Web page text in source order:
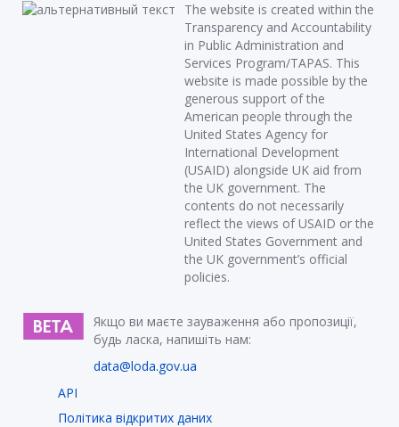
The website is created within the
Transparency and Accountability
in Public Administration and
Services Program/TAPAS. This
website is made possible by the
generous support of the
American people through the
United States Agency for
International Development
(USAID) alongside UK aid from
the UK government. The
contents do not necessarily
reflect the views of USAID or the
United States Government and
the UK government’s official
policies.
Якщо ви маєте зауваження або пропозиції,
будь ласка, напишіть нам:
data@loda.gov.ua
API
Політика відкритих даних